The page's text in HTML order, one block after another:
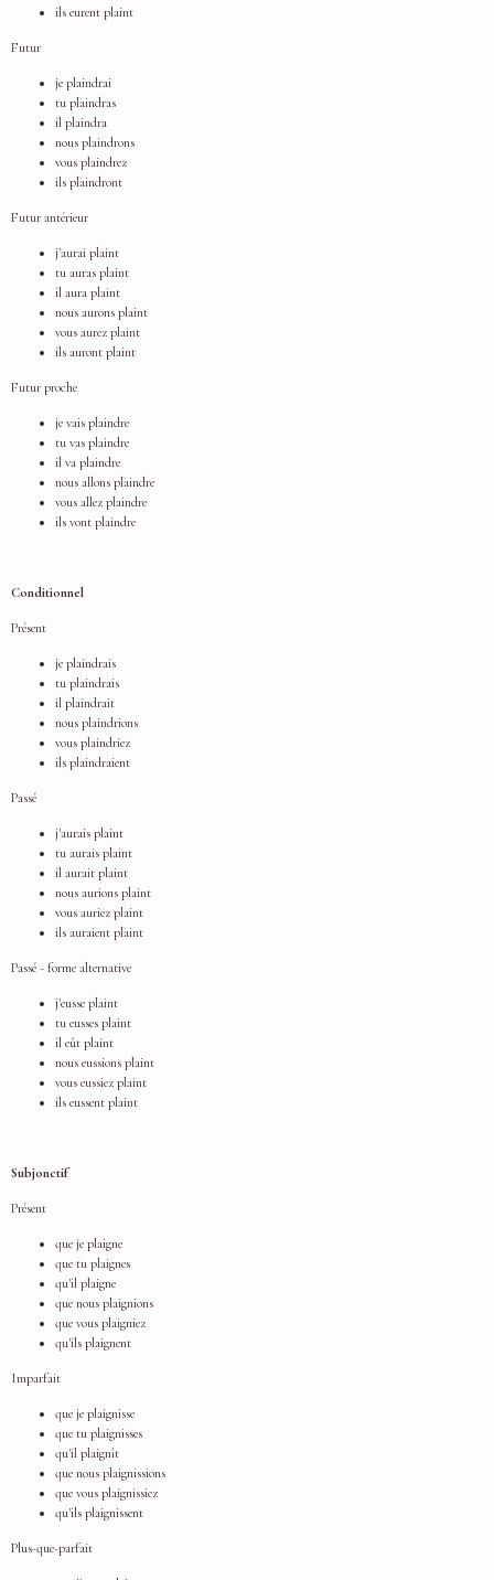
ils eurent plaint
Futur
je plaindrai
tu plaindras
il plaindra
nous plaindrons
vous plaindrez
ils plaindront
Futur antérieur
j'aurai plaint
tu auras plaint
il aura plaint
nous aurons plaint
vous aurez plaint
ils auront plaint
Futur proche
je vais plaindre
tu vas plaindre
il va plaindre
nous allons plaindre
vous allez plaindre
ils vont plaindre
Conditionnel
Présent
je plaindrais
tu plaindrais
il plaindrait
nous plaindrions
vous plaindriez
ils plaindraient
Passé
j'aurais plaint
tu aurais plaint
il aurait plaint
nous aurions plaint
vous auriez plaint
ils auraient plaint
Passé - forme alternative
j'eusse plaint
tu eusses plaint
il eût plaint
nous eussions plaint
vous eussiez plaint
ils eussent plaint
Subjonctif
Présent
que je plaigne
que tu plaignes
qu'il plaigne
que nous plaignions
que vous plaigniez
qu'ils plaignent
Imparfait
que je plaignisse
que tu plaignisses
qu'il plaignît
que nous plaignissions
que vous plaignissiez
qu'ils plaignissent
Plus-que-parfait